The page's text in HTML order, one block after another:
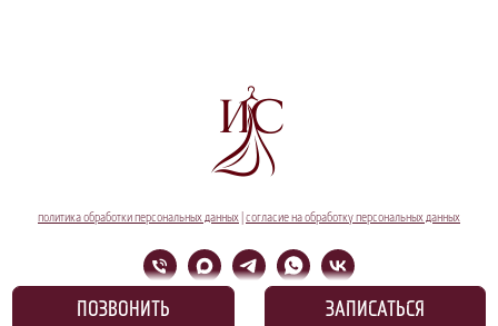
политика обработки персональных данных согласие на обработку персональных данных